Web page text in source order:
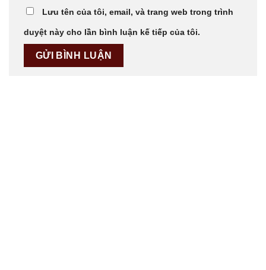
Lưu tên của tôi, email, và trang web trong trình
duyệt này cho lần bình luận kế tiếp của tôi.